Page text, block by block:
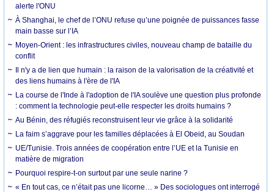
alerte l'ONU
À Shanghai, le chef de l’ONU refuse qu’une poignée de puissances fasse
main basse sur l’IA
Moyen-Orient : les infrastructures civiles, nouveau champ de bataille du
conflit
Il n'y a de lien que humain : la raison de la valorisation de la créativité et
des liens humains à l'ère de l'IA
La course de l'Inde à l'adoption de l'IA soulève une question plus profonde
: comment la technologie peut-elle respecter les droits humains ?
Au Bénin, des réfugiés reconstruisent leur vie grâce à la solidarité
La faim s’aggrave pour les familles déplacées à El Obeid, au Soudan
UE/Tunisie. Trois années de coopération entre l’UE et la Tunisie en
matière de migration
Pourquoi respire-t-on surtout par une seule narine ?
« En tout cas, ce n’était pas une licorne… » Des sociologues ont interrogé